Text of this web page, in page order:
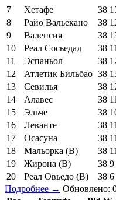
7
Хетафе 38
8
Райо Вальекано 38
9
Валенсия 38
10
Реал Сосьедад 38 11
11
Эспаньол 38
12
Атлетик Бильбао 38
13
Севилья 38
14
Алавес 38 11
15
Эльче 38
16
Леванте 38 11
17
Осасуна 38 11
18
Мальорка (В) 38 11
19
Жирона (В) 38 9
20
Реал Овьедо (В) 38 6
Подробнее → Обновлено: